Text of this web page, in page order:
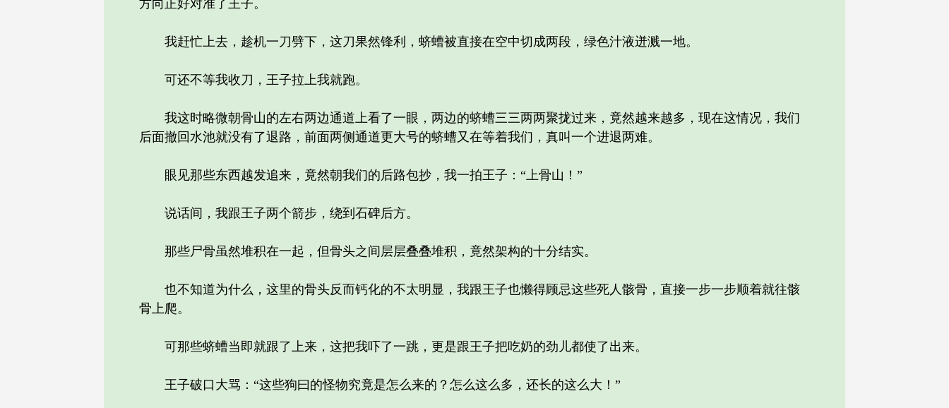
方向正好对准了王子。
我赶忙上去，趁机一刀劈下，这刀果然锋利，蛴螬被直接在空中切成两段，绿色汁液迸溅一地。
可还不等我收刀，王子拉上我就跑。
我这时略微朝骨山的左右两边通道上看了一眼，两边的蛴螬三三两两聚拢过来，竟然越来越多，现在这情况，我们
后面撤回水池就没有了退路，前面两侧通道更大号的蛴螬又在等着我们，真叫一个进退两难。
眼见那些东西越发追来，竟然朝我们的后路包抄，我一拍王子：“上骨山！”
说话间，我跟王子两个箭步，绕到石碑后方。
那些尸骨虽然堆积在一起，但骨头之间层层叠叠堆积，竟然架构的十分结实。
也不知道为什么，这里的骨头反而钙化的不太明显，我跟王子也懒得顾忌这些死人骸骨，直接一步一步顺着就往骸
骨上爬。
可那些蛴螬当即就跟了上来，这把我吓了一跳，更是跟王子把吃奶的劲儿都使了出来。
王子破口大骂：“这些狗曰的怪物究竟是怎么来的？怎么这么多，还长的这么大！”